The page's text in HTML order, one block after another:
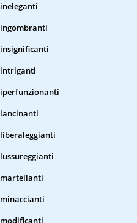
ineleganti
ingombranti
insignificanti
intriganti
iperfunzionanti
lancinanti
liberaleggianti
lussureggianti
martellanti
minaccianti
modificanti